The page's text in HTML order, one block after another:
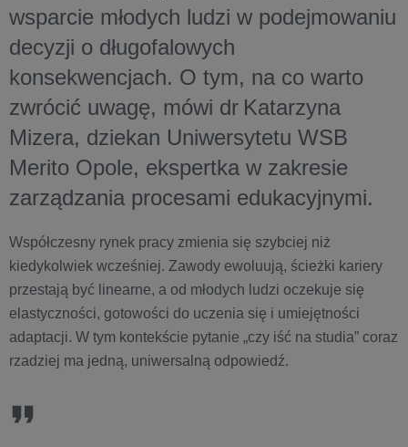
wsparcie młodych ludzi w podejmowaniu
decyzji o długofalowych
konsekwencjach. O tym, na co warto
zwrócić uwagę, mówi dr Katarzyna
Mizera, dziekan Uniwersytetu WSB
Merito Opole, ekspertka w zakresie
zarządzania procesami edukacyjnymi.
Współczesny rynek pracy zmienia się szybciej niż
kiedykolwiek wcześniej. Zawody ewoluują, ścieżki kariery
przestają być linearne, a od młodych ludzi oczekuje się
elastyczności, gotowości do uczenia się i umiejętności
adaptacji. W tym kontekście pytanie „czy iść na studia” coraz
rzadziej ma jedną, uniwersalną odpowiedź.